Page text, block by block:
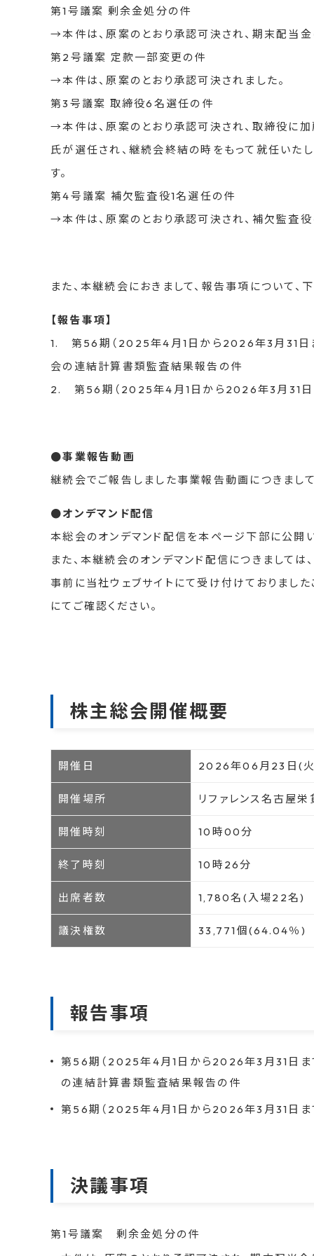
第1号議案 剰余金処分の件
→本件は、原案のとおり承認可決され、期末配当
第2号議案 定款一部変更の件
→本件は、原案のとおり承認可決されました。
第3号議案 取締役6名選任の件
→本件は、原案のとおり承認可決され、取締役に
氏が選任され、継続会終結の時をもって就任いた
す。
第4号議案 補欠監査役1名選任の件
→本件は、原案のとおり承認可決され、補欠監査
また、本継続会におきまして、報告事項について、
【報告事項】
1. 第56期（2025年4月1日から2026年3月31日
会の連結計算書類監査結果報告の件
2. 第56期（2025年4月1日から2026年3月31日
●事業報告動画
継続会でご報告しました事業報告動画につきまし
●オンデマンド配信
本総会のオンデマンド配信を本ページ下部に公開
また、本継続会のオンデマンド配信につきましては、
事前に当社ウェブサイトにて受け付けておりまし
にてご確認ください。
株主総会開催概要
開催日 2026年06月23日(
開催場所 リファレンス名古屋
開催時刻 10時00分
終了時刻 10時26分
出席者数 1,780名(入場22名)
議決権数 33,771個(64.04％)
報告事項
第56期（2025年4月1日から2026年3月31日ま
の連結計算書類監査結果報告の件
第56期（2025年4月1日から2026年3月31日ま
決議事項
第1号議案 剰余金処分の件